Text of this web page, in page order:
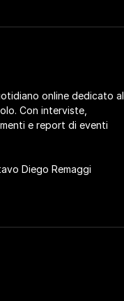
online dedicato al
Con interviste,
e report di eventi
Diego Remaggi